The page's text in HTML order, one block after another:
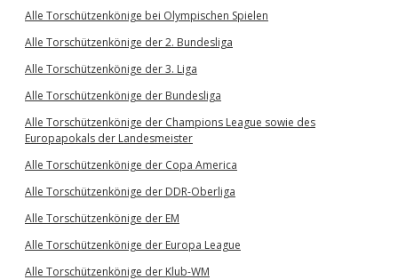
Alle Torschützenkönige bei Olympischen Spielen
Alle Torschützenkönige der 2. Bundesliga
Alle Torschützenkönige der 3. Liga
Alle Torschützenkönige der Bundesliga
Alle Torschützenkönige der Champions League sowie des
Europapokals der Landesmeister
Alle Torschützenkönige der Copa America
Alle Torschützenkönige der DDR-Oberliga
Alle Torschützenkönige der EM
Alle Torschützenkönige der Europa League
Alle Torschützenkönige der Klub-WM